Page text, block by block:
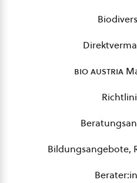
bio austria
Bildungsangebote,